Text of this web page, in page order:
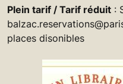
Plein tarif / Tarif réduit :
places disonibles